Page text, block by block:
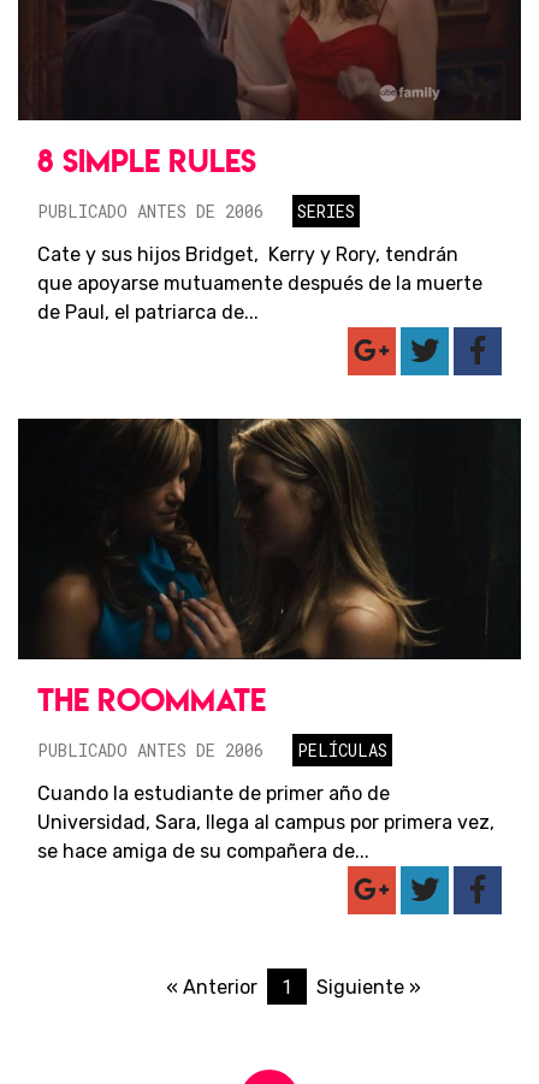
8 SIMPLE RULES
PUBLICADO ANTES DE 2006
SERIES
Cate y sus hijos Bridget, Kerry y Rory, tendrán
que apoyarse mutuamente después de la muerte
de Paul, el patriarca de...
THE ROOMMATE
PUBLICADO ANTES DE 2006
PELÍCULAS
Cuando la estudiante de primer año de
Universidad, Sara, llega al campus por primera vez,
se hace amiga de su compañera de...
« Anterior 1 Siguiente »